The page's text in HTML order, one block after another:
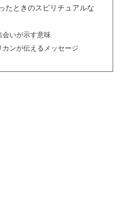
たときのスピリチュアルな
会いが示す意味
カンが伝えるメッセージ